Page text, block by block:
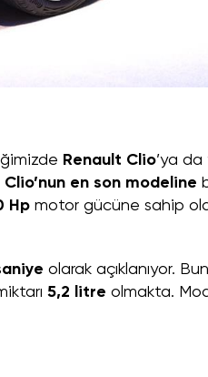
Renault Clio’ya da
Clio’nun en son modeline
Hp motor gücüne sahip
olarak açıklanıyor.
5,2 litre olmakta.